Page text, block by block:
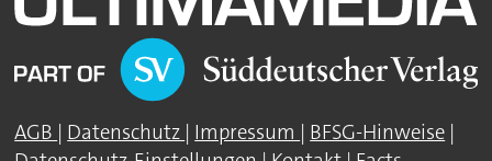
AGB | Datenschutz | Impressum | BFSG-Hinweise |